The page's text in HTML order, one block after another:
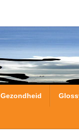
Gezondheid